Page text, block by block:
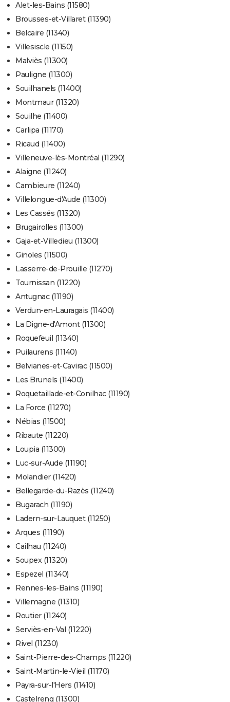
Alet-les-Bains (11580)
Brousses-et-Villaret (11390)
Belcaire (11340)
Villesiscle (11150)
Malviès (11300)
Pauligne (11300)
Souilhanels (11400)
Montmaur (11320)
Souilhe (11400)
Carlipa (11170)
Ricaud (11400)
Villeneuve-lès-Montréal (11290)
Alaigne (11240)
Cambieure (11240)
Villelongue-d'Aude (11300)
Les Cassés (11320)
Brugairolles (11300)
Gaja-et-Villedieu (11300)
Ginoles (11500)
Lasserre-de-Prouille (11270)
Tournissan (11220)
Antugnac (11190)
Verdun-en-Lauragais (11400)
La Digne-d'Amont (11300)
Roquefeuil (11340)
Puilaurens (11140)
Belvianes-et-Cavirac (11500)
Les Brunels (11400)
Roquetaillade-et-Conilhac (11190)
La Force (11270)
Nébias (11500)
Ribaute (11220)
Loupia (11300)
Luc-sur-Aude (11190)
Molandier (11420)
Bellegarde-du-Razès (11240)
Bugarach (11190)
Ladern-sur-Lauquet (11250)
Arques (11190)
Cailhau (11240)
Soupex (11320)
Espezel (11340)
Rennes-les-Bains (11190)
Villemagne (11310)
Routier (11240)
Serviès-en-Val (11220)
Rivel (11230)
Saint-Pierre-des-Champs (11220)
Saint-Martin-le-Vieil (11170)
Payra-sur-l'Hers (11410)
Castelreng (11300)